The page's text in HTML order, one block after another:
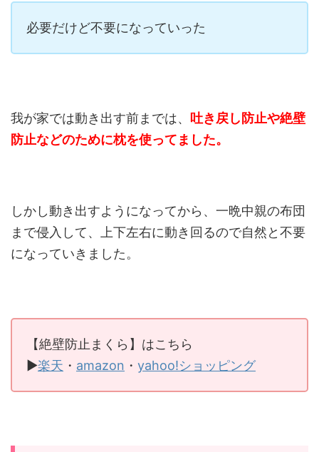
必要だけど不要になっていった
我が家では動き出す前までは、 吐き戻し防止や絶壁
防止などのために枕を使ってました。
しかし動き出すようになってから、一晩中親の布団
まで侵入して、上下左右に動き回るので自然と不要
になっていきました。
【絶壁防止まくら】はこちら
▶楽天 ・ amazon ・ yahoo!ショッピング